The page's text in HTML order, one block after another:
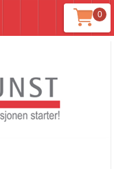
0